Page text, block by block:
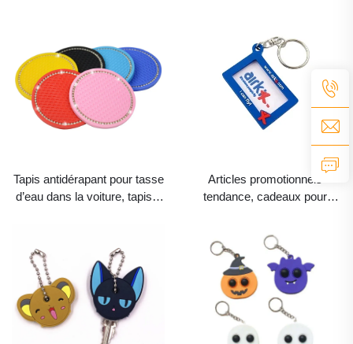
de-tasse pour tasse à café et
boissons
boissons
Tapis antidérapant pour tasse
d’eau dans la voiture, tapis à
sous-verre pour tasse de
voiture
Articles promotionnels
tendance, cadeaux pour
kawaii, en PVC souple avec
motif animal en relief et photo
personnalisée, logo ou photo
imprimée